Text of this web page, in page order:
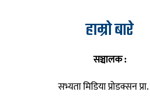
हाम्रो बारे
सञ्चालक :
सभ्यता मिडिया प्रोडक्सन